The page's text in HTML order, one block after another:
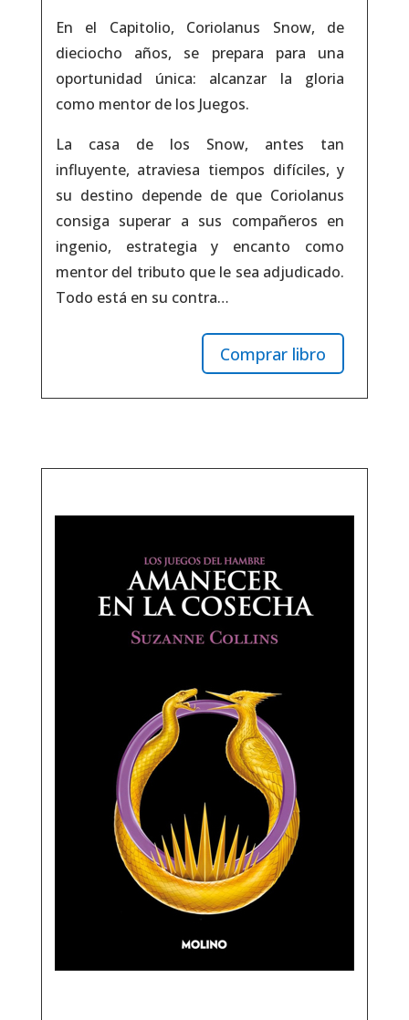
En el Capitolio, Coriolanus Snow, de
dieciocho años, se prepara para una
oportunidad única: alcanzar la gloria
como mentor de los Juegos.
La casa de los Snow, antes tan
influyente, atraviesa tiempos difíciles, y
su destino depende de que Coriolanus
consiga superar a sus compañeros en
ingenio, estrategia y encanto como
mentor del tributo que le sea adjudicado.
Todo está en su contra…
Comprar libro